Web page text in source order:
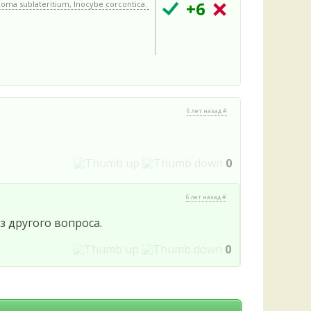
sublateritium, Inocybe corcontica.
+6
6 лет назад #
0
6 лет назад #
другого вопроса.
0